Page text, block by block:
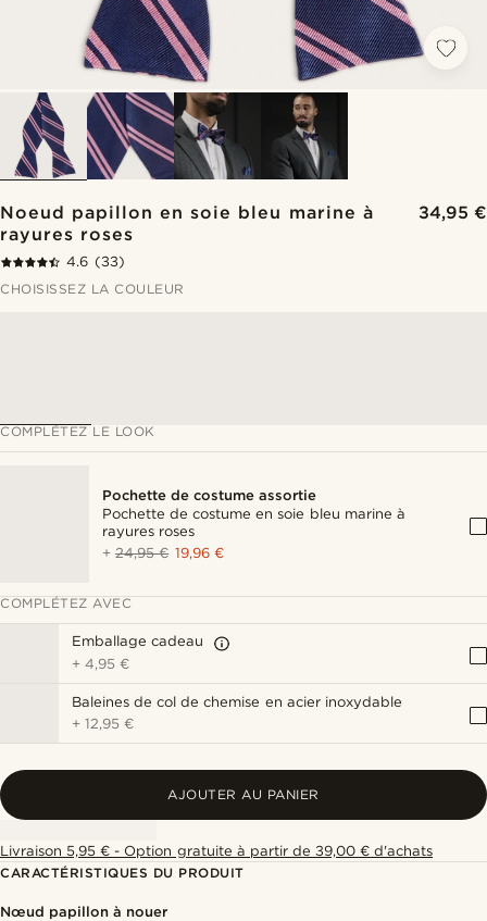
Noeud papillon en soie bleu marine à
rayures roses
34,95 €
4.6 (33)
CHOISISSEZ LA COULEUR
COMPLÉTEZ LE LOOK
Pochette de costume assortie
Pochette de costume en soie bleu marine à
rayures roses
+24,95 € 19,96 €
COMPLÉTEZ AVEC
Emballage cadeau
+4,95 €
Baleines de col de chemise en acier inoxydable
+12,95 €
AJOUTER AU PANIER
Livraison 5,95 € - Option gratuite à partir de 39,00 € d'achats
CARACTÉRISTIQUES DU PRODUIT
Nœud papillon à nouer